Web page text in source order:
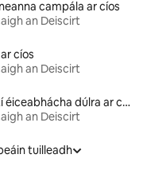
campála ar cíos
an Deiscirt
cíos
an Deiscirt
Lóistí éiceabhácha dúlra ar cíos
an Deiscirt
tuilleadh